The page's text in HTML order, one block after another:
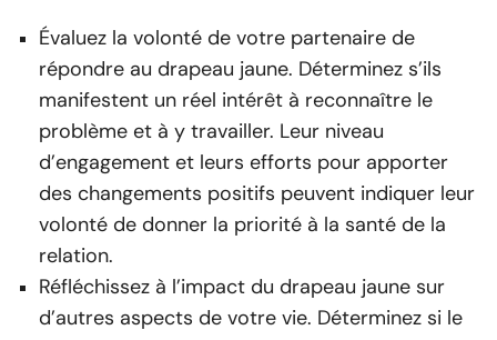
Évaluez la volonté de votre partenaire de
répondre au drapeau jaune. Déterminez s’ils
manifestent un réel intérêt à reconnaître le
problème et à y travailler. Leur niveau
d’engagement et leurs efforts pour apporter
des changements positifs peuvent indiquer leur
volonté de donner la priorité à la santé de la
relation.
Réfléchissez à l’impact du drapeau jaune sur
d’autres aspects de votre vie. Déterminez si le